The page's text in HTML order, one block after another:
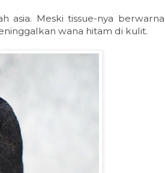
asia. Meski tissue-nya berwarna
wana hitam di kulit.